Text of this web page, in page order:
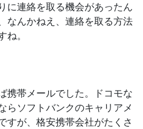
に連絡を取る機会があったん
なんかねえ、連絡を取る方法
。
携帯メールでした。ドコモな
らソフトバンクのキャリアメ
すが、格安携帯会社がたくさ